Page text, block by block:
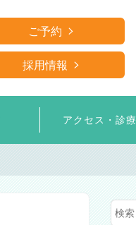
ご予約
採用情報
アクセス・診
検
索